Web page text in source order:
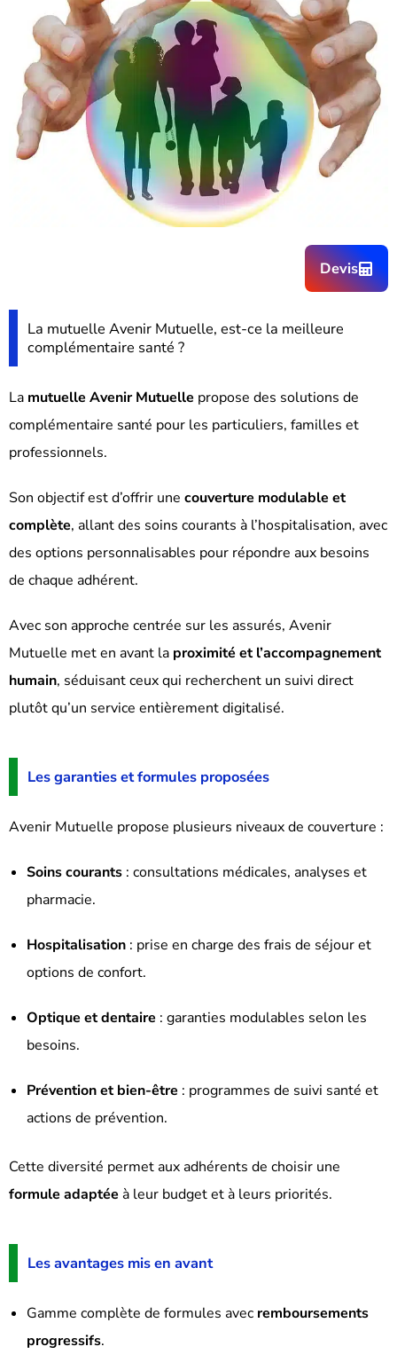
Devis
La mutuelle Avenir Mutuelle, est-ce la meilleure
complémentaire santé ?
La mutuelle Avenir Mutuelle propose des solutions de
complémentaire santé pour les particuliers, familles et
professionnels.
Son objectif est d’offrir une couverture modulable et
complète, allant des soins courants à l’hospitalisation, avec
des options personnalisables pour répondre aux besoins
de chaque adhérent.
Avec son approche centrée sur les assurés, Avenir
Mutuelle met en avant la proximité et l’accompagnement
humain, séduisant ceux qui recherchent un suivi direct
plutôt qu’un service entièrement digitalisé.
Les garanties et formules proposées
Avenir Mutuelle propose plusieurs niveaux de couverture :
Soins courants : consultations médicales, analyses et
pharmacie.
Hospitalisation : prise en charge des frais de séjour et
options de confort.
Optique et dentaire : garanties modulables selon les
besoins.
Prévention et bien-être : programmes de suivi santé et
actions de prévention.
Cette diversité permet aux adhérents de choisir une
formule adaptée à leur budget et à leurs priorités.
Les avantages mis en avant
Gamme complète de formules avec remboursements
progressifs.